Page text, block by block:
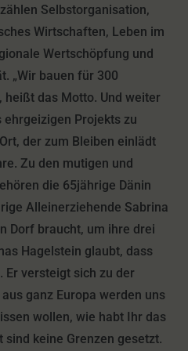
Selbstorganisation,
Wirtschaften, Leben im
Wertschöpfung und
„Wir bauen für 300
heißt das Motto. Und weiter
Projekts zu
der zum Bleiben einlädt
Zu den mutigen und
die 65jährige Dänin
Alleinerziehende Sabrina
Dorf braucht, um ihre drei
Hagelstein glaubt, dass
Er versteigt sich zu der
ganz Europa werden uns
wollen, wie habt Ihr das
sind keine Grenzen gesetzt.